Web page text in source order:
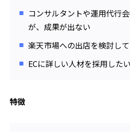
コンサルタントや運用代行
が、成果が出ない
楽天市場への出店を検討し
ECに詳しい人材を採用した
特徴